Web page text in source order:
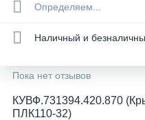
Определяем...
Наличный и
Пока нет отзывов
КУВФ.731394.420.870
ПЛК110-32)